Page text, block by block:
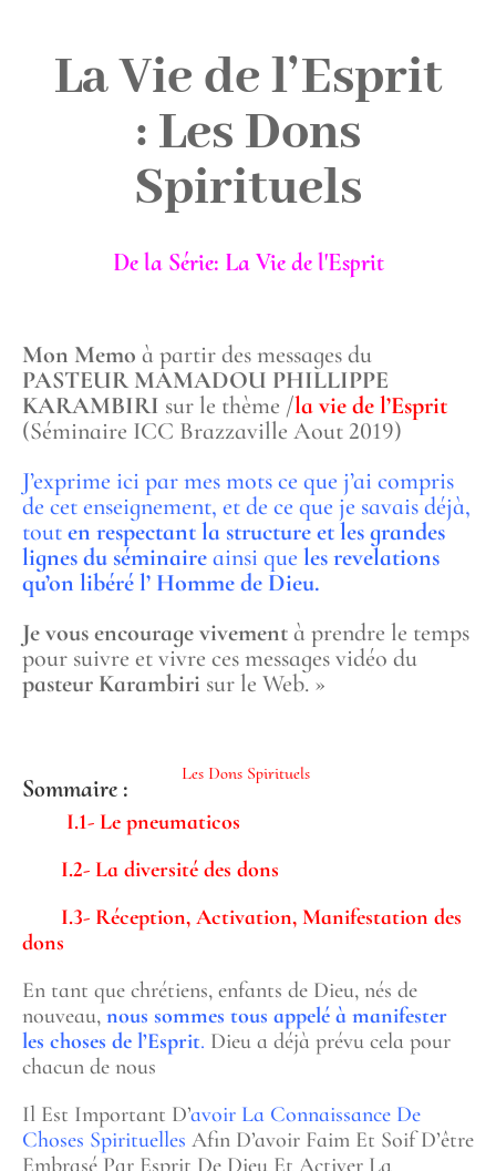
La Vie de l’Esprit
: Les Dons
Spirituels
De la Série: La Vie de l'Esprit
Mon Memo à partir des messages du
PASTEUR MAMADOU PHILLIPPE
KARAMBIRI sur le thème /la vie de l’Esprit
(Séminaire ICC Brazzaville Aout 2019)
J’exprime ici par mes mots ce que j’ai compris
de cet enseignement, et de ce que je savais déjà,
touten respectant la structure et les grandes
lignes du séminaireainsi que les revelations
qu’on libéré l’ Homme de Dieu.
Je vous encourage vivementà prendre le temps
pour suivre et vivre ces messages vidéo du
pasteur Karambiri sur le Web. »
Les Dons Spirituels
Sommaire :
I.1- Le pneumaticos
I.2- La diversité des dons
I.3- Réception, Activation, Manifestation des
dons
En tant que chrétiens, enfants de Dieu, nés de
nouveau, nous sommes tous appelé à manifester
les choses de l’Esprit. Dieu a déjà prévu cela pour
chacun de nous
Il Est Important D’avoir La Connaissance De
Choses Spirituelles Afin D’avoir Faim Et Soif D’être
Embrasé Par Esprit De Dieu Et Activer La